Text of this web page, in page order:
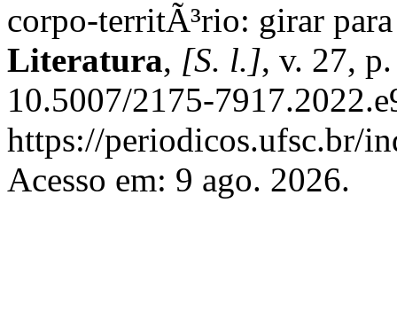
corpo-territÃ³rio: girar
Literatura, [S. l.], v. 27,
10.5007/2175-
https://periodicos.ufsc.br/
Acesso em: 9 ago. 2026.